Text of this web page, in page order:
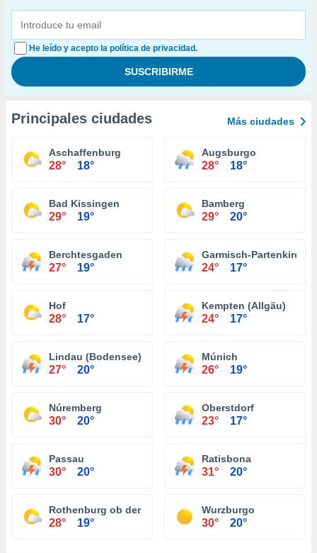
He leído y acepto la política de privacidad.
Principales ciudades Más ciudades
Aschaffenburg
28° 18°
Augsburgo
28° 18°
Bad Kissingen
29° 19°
Bamberg
29° 20°
Berchtesgaden
27° 19°
Garmisch-
24° 17°
Hof
28° 17°
Kempten (Allgäu)
24° 17°
Lindau (Bodensee)
27° 20°
Múnich
26° 19°
Núremberg
30° 20°
Oberstdorf
23° 17°
Passau
30° 20°
Ratisbona
31° 20°
Rothenburg ob der Tauber
28° 19°
Wurzburgo
30° 20°